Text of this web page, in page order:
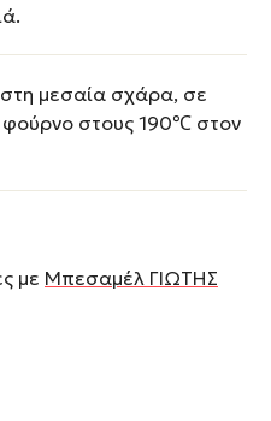
μεσαία σχάρα, σε
στους 190℃ στον
με Μπεσαμέλ ΓΙΩΤΗΣ